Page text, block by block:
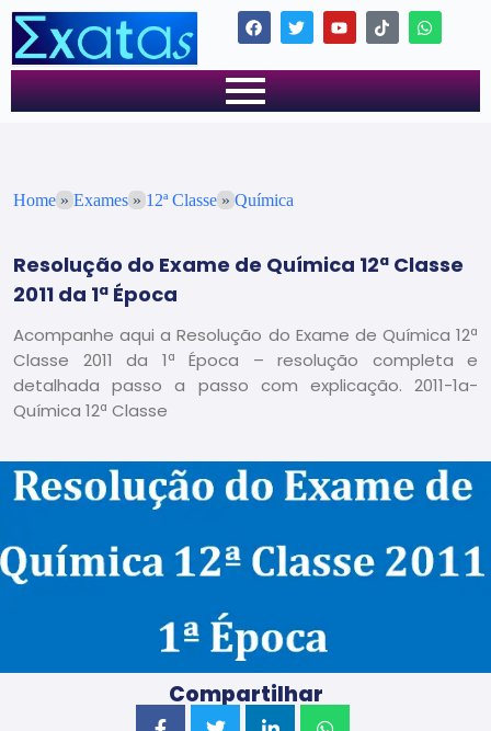
Home»Exames»12ª Classe»Química
Resolução do Exame de Química 12ª Classe
2011 da 1ª Época
Acompanhe aqui a Resolução do Exame de Química 12ª
Classe 2011 da 1ª Época – resolução completa e
detalhada passo a passo com explicação. 2011-1a-
Química 12ª Classe
Compartilhar